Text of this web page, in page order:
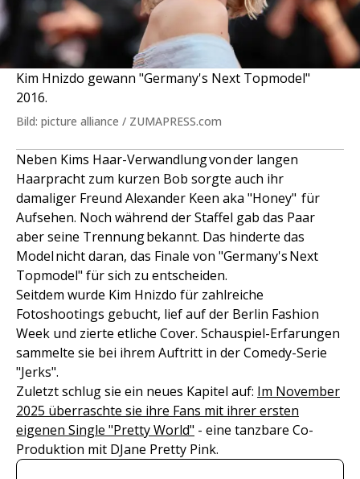
Kim Hnizdo gewann "Germany's Next Topmodel"
2016.
Bild: picture alliance / ZUMAPRESS.com
Neben Kims Haar-Verwandlung von der langen
Haarpracht zum kurzen Bob sorgte auch ihr
damaliger Freund Alexander Keen aka "Honey" für
Aufsehen. Noch während der Staffel gab das Paar
aber seine Trennung bekannt. Das hinderte das
Model nicht daran, das Finale von "Germany's Next
Topmodel" für sich zu entscheiden.
Seitdem wurde Kim Hnizdo für zahlreiche
Fotoshootings gebucht, lief auf der Berlin Fashion
Week und zierte etliche Cover. Schauspiel-Erfarungen
sammelte sie bei ihrem Auftritt in der Comedy-Serie
"Jerks".
Zuletzt schlug sie ein neues Kapitel auf: Im November
2025 überraschte sie ihre Fans mit ihrer ersten
eigenen Single "Pretty World" - eine tanzbare Co-
Produktion mit DJane Pretty Pink.